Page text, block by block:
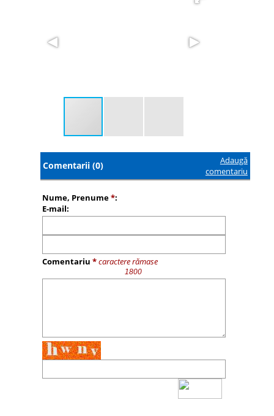
Comentarii (0)
Adaugă
comentariu
Nume, Prenume*:
E-mail:
Comentariu *caractere rămase